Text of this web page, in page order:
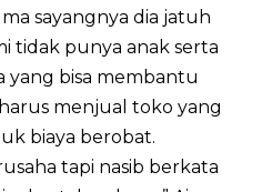
sayangnya dia jatuh
tidak punya anak serta
yang bisa membantu
menjual toko yang
biaya berobat.
tapi nasib berkata